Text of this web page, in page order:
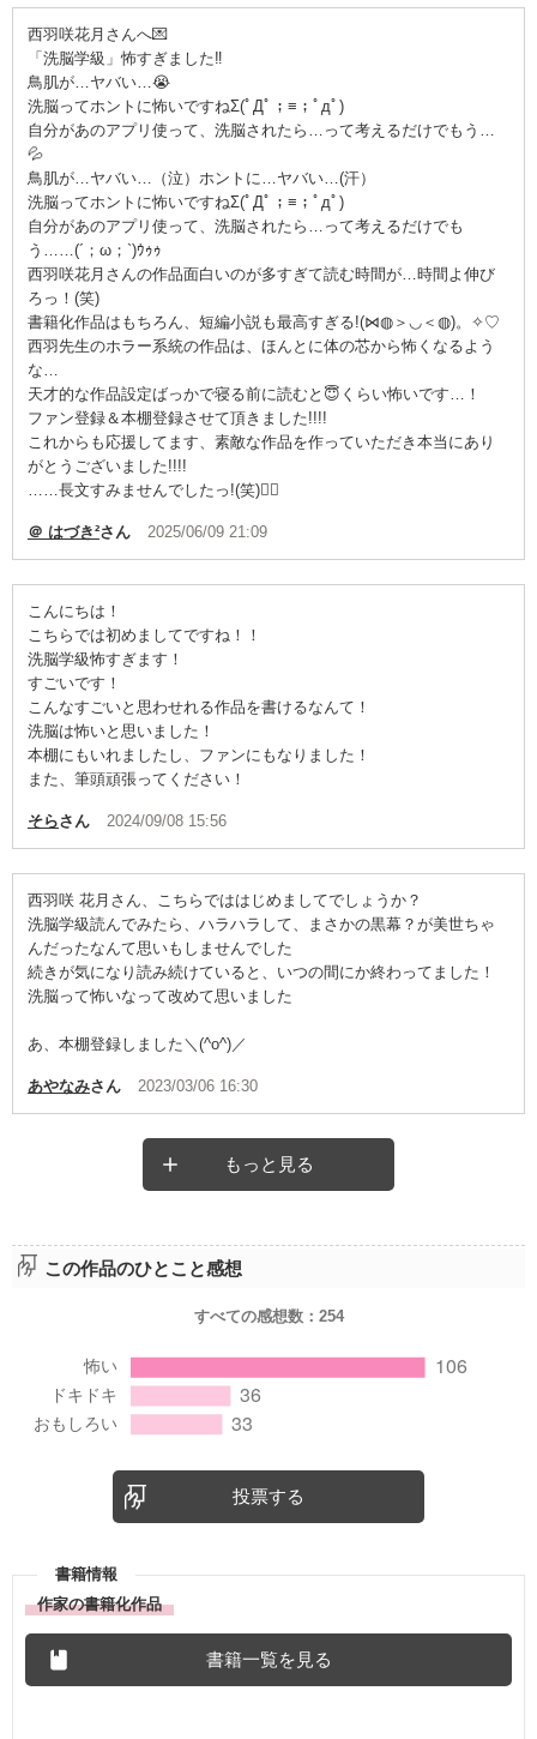
西羽咲花月さんへ💌
「洗脳学級」怖すぎました‼
鳥肌が…ヤバい…😭
洗脳ってホントに怖いですねΣ(ﾟДﾟ；≡；ﾟдﾟ)
自分があのアプリ使って、洗脳されたら…って考えるだけでもう…
💦
鳥肌が…ヤバい…（泣）ホントに…ヤバい…(汗）
洗脳ってホントに怖いですねΣ(ﾟДﾟ；≡；ﾟдﾟ)
自分があのアプリ使って、洗脳されたら…って考えるだけでも
う……(´；ω；`)ｳｩｩ
西羽咲花月さんの作品面白いのが多すぎて読む時間が…時間よ伸び
ろっ！(笑)
書籍化作品はもちろん、短編小説も最高すぎる!(⋈◍＞◡＜◍)。✧♡
西羽先生のホラー系統の作品は、ほんとに体の芯から怖くなるよう
な…
天才的な作品設定ばっかで寝る前に読むと😇くらい怖いです…！
ファン登録＆本棚登録させて頂きました!!!!
これからも応援してます、素敵な作品を作っていただき本当にあり
がとうございました!!!!
……長文すみませんでしたっ!(笑)🙂‍↕️
＠ はづき²さん 2025/06/09 21:09
こんにちは！
こちらでは初めましてですね！！
洗脳学級怖すぎます！
すごいです！
こんなすごいと思わせれる作品を書けるなんて！
洗脳は怖いと思いました！
本棚にもいれましたし、ファンにもなりました！
また、筆頭頑張ってください！
そらさん 2024/09/08 15:56
西羽咲 花月さん、こちらでははじめましてでしょうか？
洗脳学級読んでみたら、ハラハラして、まさかの黒幕？が美世ちゃ
んだったなんて思いもしませんでした
続きが気になり読み続けていると、いつの間にか終わってました！
洗脳って怖いなって改めて思いました
あ、本棚登録しました＼(^o^)／
あやなみさん 2023/03/06 16:30
もっと見る
この作品のひとこと感想
すべての感想数： 254
投票する
書籍情報
作家の書籍化作品
書籍一覧を見る